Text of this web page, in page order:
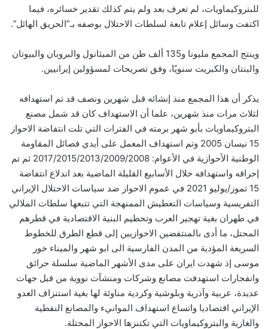
للبتروكيماويات، لم تعرف بعد ولم يتم كذلك تقدير خسائره، فيما
اكتفت وسائل إعلام تابعة لسلطات الاحتلال بوصفه بـ”الحريق الهائل”.
وينتج المجمع مليونا و135 ألف طن من الميثانول والبروبان والبيوتان
والبنتان والكبريت سنويًا، وفق تصريحات لمسؤولين إيرانيين.
يذكر أن هذا المجمع منذ إنشائه قبل شهرين ونصف قد تم استهدافه
لثلاث مرات منذ شهرين، علما أن الاستهداف كان قد شمل مصنع
البتروكيماويات بأبو شهر برمته في الفترات التي تلت انتفاضة الاحواز
15 نيسان 2005 وتم استهداف المعمل على أيدي فصائل المقاومة
الوطنية الأحوازية في الأعوام: 2017/2015/2013/2009/2008 ثم تم
إحراقه واستهدافه خلال الأسابيع القليلة الماضية بعد اندلاع انتفاضة
15 تموز/يوليو 2021 في عموم الاحواز ضد سياسات الاحتلال الإيراني
التفريسية وسياسات التعطيش الممنهجة التي تتبعها سلطات الملالي
في طهران بغية تهجير العرب وتحطيم البنية الاقتصادية في قطرهم
المحتل، ما أدى بالمنتفضين الاحوازيين إلى قطع الطرق للخطوط
السريعة المؤدية من المدن الفارسية الى ابو شهر والميناء خور
موسى إذ شهدت ايران على مدى الأشهر الماضية سلسلة حرائق
وانفجارات استهدفت مصانع وشركات ومنشآت نووية من قبل جهات
عديدة، عربية وآذرية وبلوشية وكردية مناوئة لها بغية استنزاف العدو
الإيراني اقتصاديا واتساع استهداف الموانيء والمصانع النفطية
والغازية والبتروكيماويات التي تكتنزها الاحواز المحتلة.